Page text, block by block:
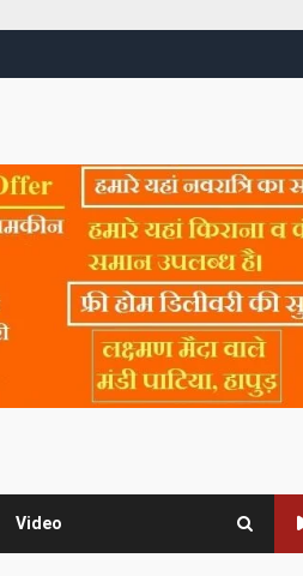
Video